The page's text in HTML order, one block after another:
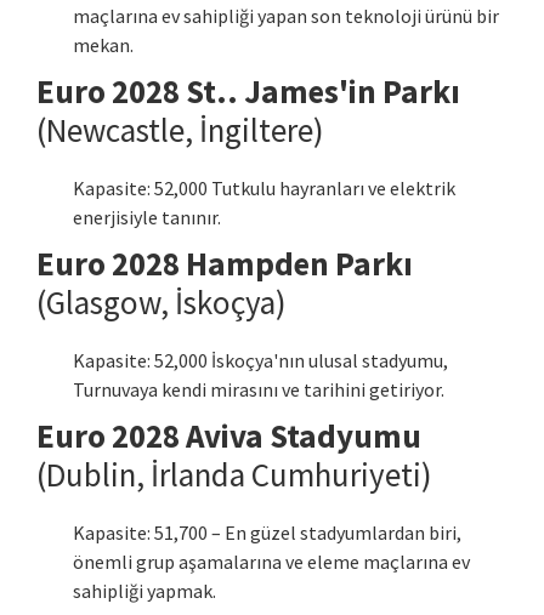
maçlarına ev sahipliği yapan son teknoloji ürünü bir
mekan.
Euro 2028 St.. James'in Parkı
(Newcastle, İngiltere)
Kapasite: 52,000 Tutkulu hayranları ve elektrik
enerjisiyle tanınır.
Euro 2028 Hampden Parkı
(Glasgow, İskoçya)
Kapasite: 52,000 İskoçya'nın ulusal stadyumu,
Turnuvaya kendi mirasını ve tarihini getiriyor.
Euro 2028 Aviva Stadyumu
(Dublin, İrlanda Cumhuriyeti)
Kapasite: 51,700 – En güzel stadyumlardan biri,
önemli grup aşamalarına ve eleme maçlarına ev
sahipliği yapmak.